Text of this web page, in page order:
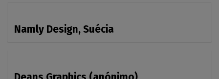
Namly Design, Suécia